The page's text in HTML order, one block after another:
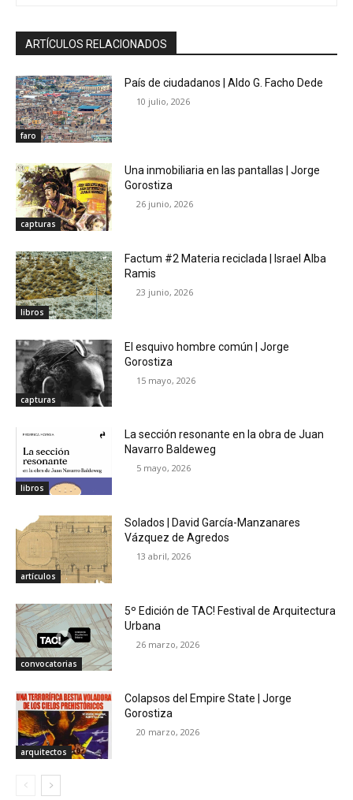
ARTÍCULOS RELACIONADOS
faro
País de ciudadanos | Aldo G. Facho Dede
10 julio, 2026
capturas
Una inmobiliaria en las pantallas | Jorge
Gorostiza
26 junio, 2026
libros
Factum #2 Materia reciclada | Israel Alba
Ramis
23 junio, 2026
capturas
El esquivo hombre común | Jorge
Gorostiza
15 mayo, 2026
libros
La sección resonante en la obra de Juan
Navarro Baldeweg
5 mayo, 2026
artículos
Solados | David García-Manzanares
Vázquez de Agredos
13 abril, 2026
convocatorias
5º Edición de TAC! Festival de Arquitectura
Urbana
26 marzo, 2026
arquitectos
Colapsos del Empire State | Jorge
Gorostiza
20 marzo, 2026